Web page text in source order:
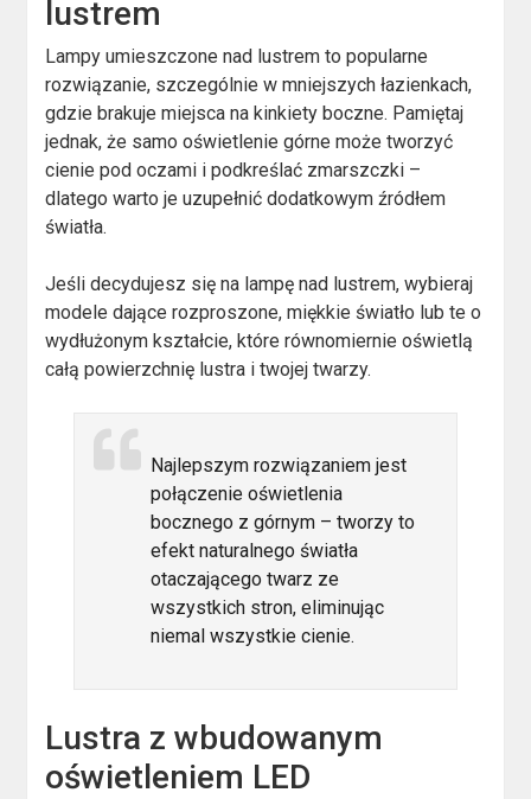
lustrem
Lampy umieszczone nad lustrem to popularne
rozwiązanie, szczególnie w mniejszych łazienkach,
gdzie brakuje miejsca na kinkiety boczne. Pamiętaj
jednak, że samo oświetlenie górne może tworzyć
cienie pod oczami i podkreślać zmarszczki –
dlatego warto je uzupełnić dodatkowym źródłem
światła.
Jeśli decydujesz się na lampę nad lustrem, wybieraj
modele dające rozproszone, miękkie światło lub te o
wydłużonym kształcie, które równomiernie oświetlą
całą powierzchnię lustra i twojej twarzy.
Najlepszym rozwiązaniem jest
połączenie oświetlenia
bocznego z górnym – tworzy to
efekt naturalnego światła
otaczającego twarz ze
wszystkich stron, eliminując
niemal wszystkie cienie.
Lustra z wbudowanym
oświetleniem LED